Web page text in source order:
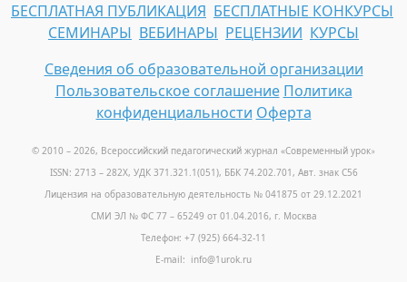
БЕСПЛАТНАЯ ПУБЛИКАЦИЯ БЕСПЛАТНЫЕ КОНКУРСЫ
СЕМИНАРЫ ВЕБИНАРЫ РЕЦЕНЗИИ КУРСЫ
Сведения об образовательной организации
Пользовательское соглашение Политика
конфиденциальности Оферта
© 2010 – 2026, Всероссийский педагогический журнал «Современный урок»
ISSN: 2713 – 282X, УДК 371.321.1(051), ББК 74.202.701, Авт. знак С56
Лицензия на образовательную деятельность № 041875 от 29.12.2021
СМИ ЭЛ № ФС 77 – 65249 от 01.04.2016, г. Москва
Телефон: +7 (925) 664-32-11
E-mail: info@1urok.ru